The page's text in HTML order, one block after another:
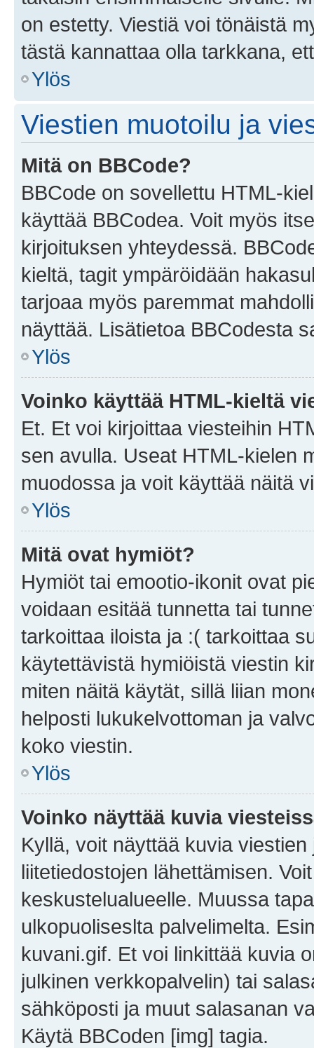
on estetty. Viestiä voi tönäistä
tästä kannattaa olla tarkkana,
Ylös
Viestien muotoilu ja
Mitä on BBCode?
BBCode on sovellettu HTML-
käyttää BBCodea. Voit myös
kirjoituksen yhteydessä.
kieltä, tagit ympäröidään
tarjoaa myös paremmat
näyttää. Lisätietoa BBCodesta
Ylös
Voinko käyttää HTML-kieltä
Et. Et voi kirjoittaa viesteihin
sen avulla. Useat HTML-kielen
muodossa ja voit käyttää näitä
Ylös
Mitä ovat hymiöt?
Hymiöt tai emootio-ikonit ovat
voidaan esitää tunnetta tai
tarkoittaa iloista ja :( tarkoittaa
käytettävistä hymiöistä viestin
miten näitä käytät, sillä liian
helposti lukukelvottoman ja
koko viestin.
Ylös
Voinko näyttää kuvia
Kyllä, voit näyttää kuvia
liitetiedostojen lähettämisen.
keskustelualueelle. Muussa
ulkopuoliseslta palvelimelta.
kuvani.gif. Et voi linkittää kuvia
julkinen verkkopalvelin) tai
sähköposti ja muut salasanan
Käytä BBCoden [img] tagia.